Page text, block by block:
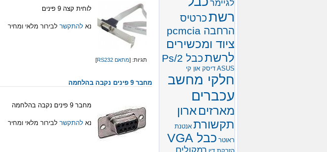
לוחית קצה 9 פינים
נא להתקשר לבירור מלאי ומחיר
תגיות: [מתאם RS232 ]
מחבר 9 פינים נקבה בהלחמה
מחבר 9 פינים נקבה בהלחמה
נא להתקשר לבירור מלאי ומחיר
לגיימר
רשתכרטיס
הרחבה pcmcia
ציוד ומכשירים
לרשתכבל Ps/2
ASUS דיסק און קי
חלקי מחשב
עכברים
מארזים ארון
תקשורת אנטנת
ראוטר כבל VGA